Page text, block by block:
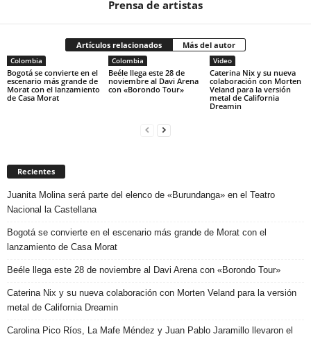
Prensa de artistas
Artículos relacionados Más del autor
Colombia
Bogotá se convierte en el
escenario más grande de
Morat con el lanzamiento
de Casa Morat
Colombia
Beéle llega este 28 de
noviembre al Davi Arena
con «Borondo Tour»
Video
Caterina Nix y su nueva
colaboración con Morten
Veland para la versión
metal de California
Dreamin
Recientes
Juanita Molina será parte del elenco de «Burundanga» en el Teatro
Nacional la Castellana
Bogotá se convierte en el escenario más grande de Morat con el
lanzamiento de Casa Morat
Beéle llega este 28 de noviembre al Davi Arena con «Borondo Tour»
Caterina Nix y su nueva colaboración con Morten Veland para la versión
metal de California Dreamin
Carolina Pico Ríos, La Mafe Méndez y Juan Pablo Jaramillo llevaron el